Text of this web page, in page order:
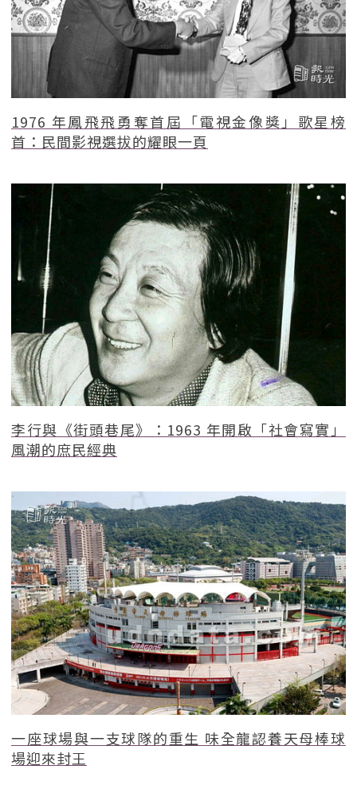
1976 年鳳飛飛勇奪首屆「電視金像獎」歌星榜
首：民間影視選拔的耀眼一頁
李行與《街頭巷尾》：1963 年開啟「社會寫實」
風潮的庶民經典
一座球場與一支球隊的重生 味全龍認養天母棒球
場迎來封王